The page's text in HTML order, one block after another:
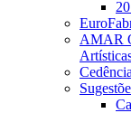
AMAR